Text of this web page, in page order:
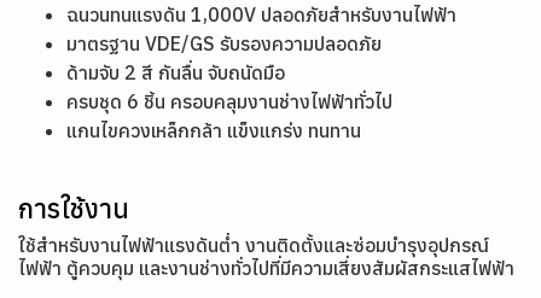
ฉนวนทนแรงดัน 1,000V ปลอดภัยสำหรับงานไฟฟ้า
มาตรฐาน VDE/GS รับรองความปลอดภัย
ด้ามจับ 2 สี กันลื่น จับถนัดมือ
ครบชุด 6 ชิ้น ครอบคลุมงานช่างไฟฟ้าทั่วไป
แกนไขควงเหล็กกล้า แข็งแกร่ง ทนทาน
การใช้งาน
ใช้สำหรับงานไฟฟ้าแรงดันต่ำ งานติดตั้งและซ่อมบำรุงอุปกรณ์
ไฟฟ้า ตู้ควบคุม และงานช่างทั่วไปที่มีความเสี่ยงสัมผัสกระแสไฟฟ้า